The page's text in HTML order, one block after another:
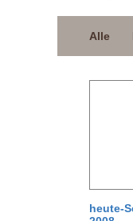
Alle
heute-